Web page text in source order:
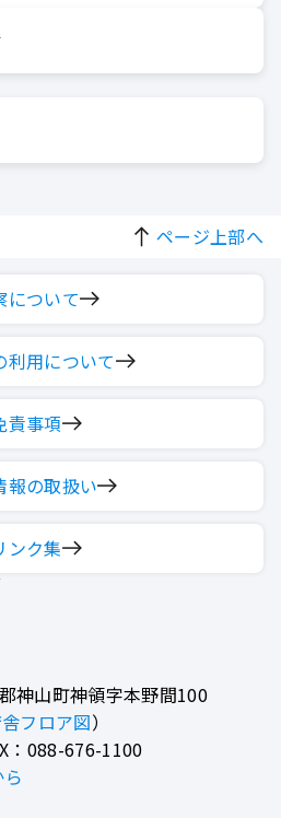
ページ上部へ
神山町神領字本野間100
フロア図）
：088-676-1100
について
利用について
責事項
報の取扱い
ンク集